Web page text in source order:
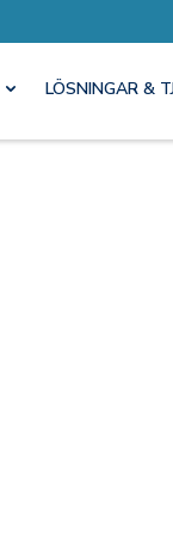
LÖSNINGAR &